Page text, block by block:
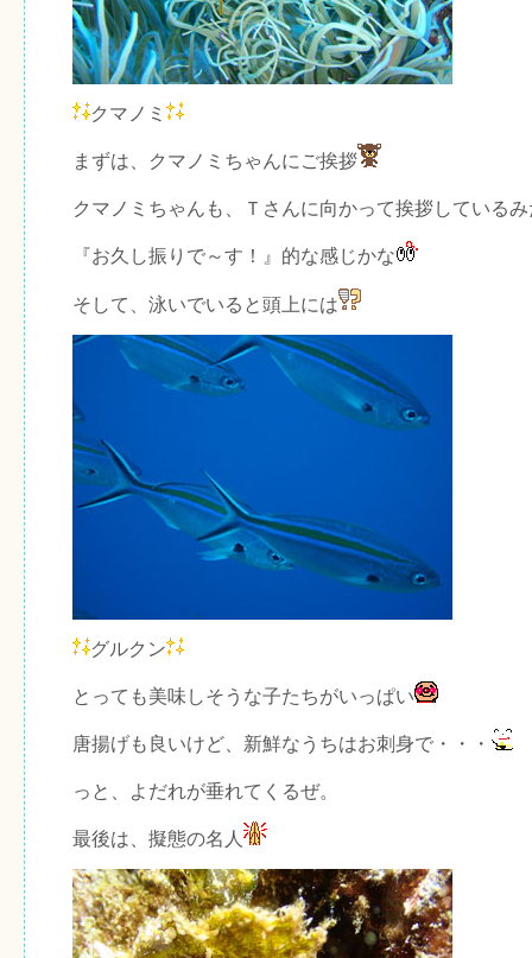
クマノミ
まずは、クマノミちゃんにご挨拶
クマノミちゃんも、Ｔさんに向かって挨拶している
『お久し振りで～す！』的な感じかな
そして、泳いでいると頭上には
グルクン
とっても美味しそうな子たちがいっぱい
唐揚げも良いけど、新鮮なうちはお刺身で・・・
っと、よだれが垂れてくるぜ。
最後は、擬態の名人